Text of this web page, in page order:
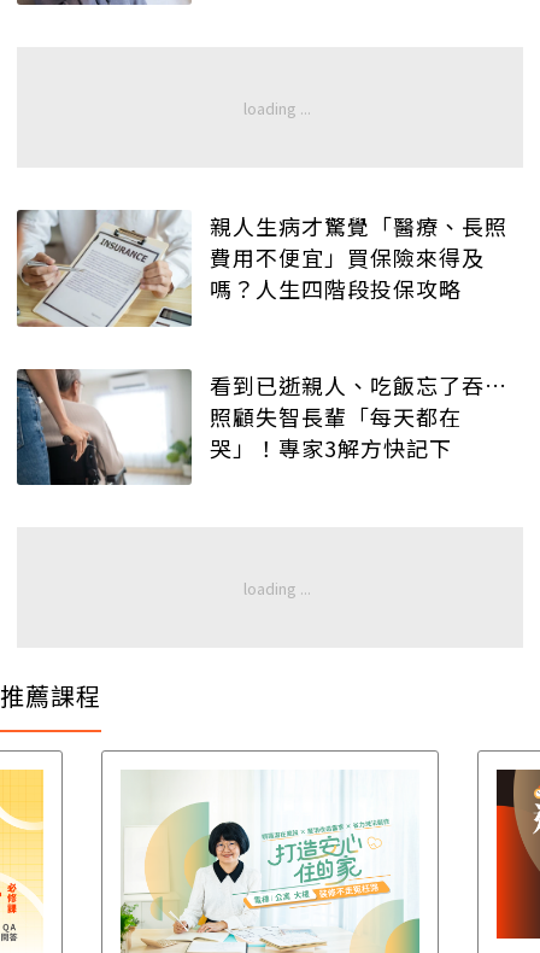
親人生病才驚覺「醫療、長照
費用不便宜」買保險來得及
嗎？人生四階段投保攻略
看到已逝親人、吃飯忘了吞…
照顧失智長輩「每天都在
哭」！專家3解方快記下
推薦課程